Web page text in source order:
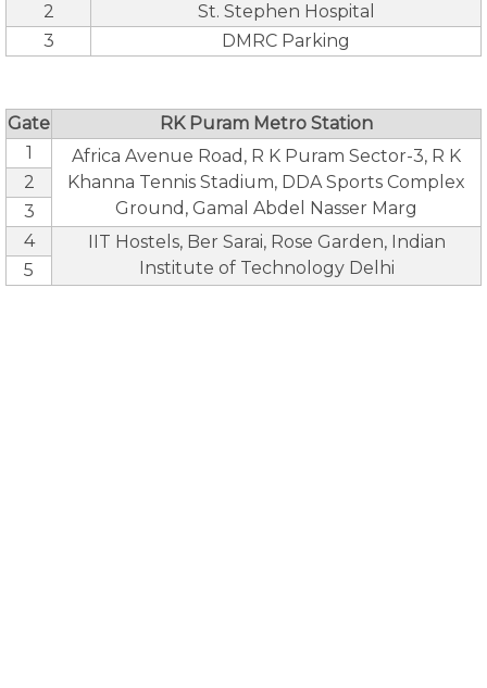
2
St. Stephen Hospital
3
DMRC Parking
Gate
RK Puram Metro Station
1
Africa Avenue Road, R K Puram Sector-3, R K
Khanna Tennis Stadium, DDA Sports Complex
Ground, Gamal Abdel Nasser Marg
2
3
4
IIT Hostels, Ber Sarai, Rose Garden, Indian
Institute of Technology Delhi
5